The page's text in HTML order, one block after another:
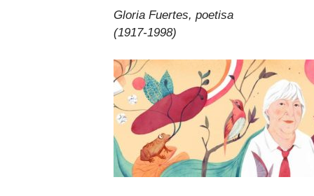
Gloria Fuertes, poetisa
(1917-1998)